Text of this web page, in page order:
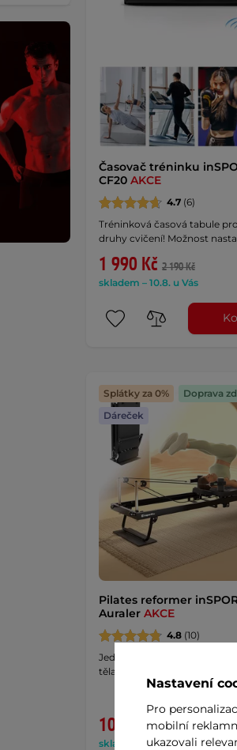
Časovač tréninku
CF20 AKCE
4.7 (6)
Tréninková časová tabule
druhy cvičení! Možnost
1 990 Kč 2 190 Kč
skladem – 10.8. u Vás
Splátky za 0%
Doprava
Dáreček
Pilates reformer
Auraler AKCE
4.8 (10)
Jeden stroj pro všestranný
těla. Duální odporový systém
10 990 Kč 12 490 Kč
skladem – 10.8. u Vás
Nastavení
Pro
mobilní
ukazovali